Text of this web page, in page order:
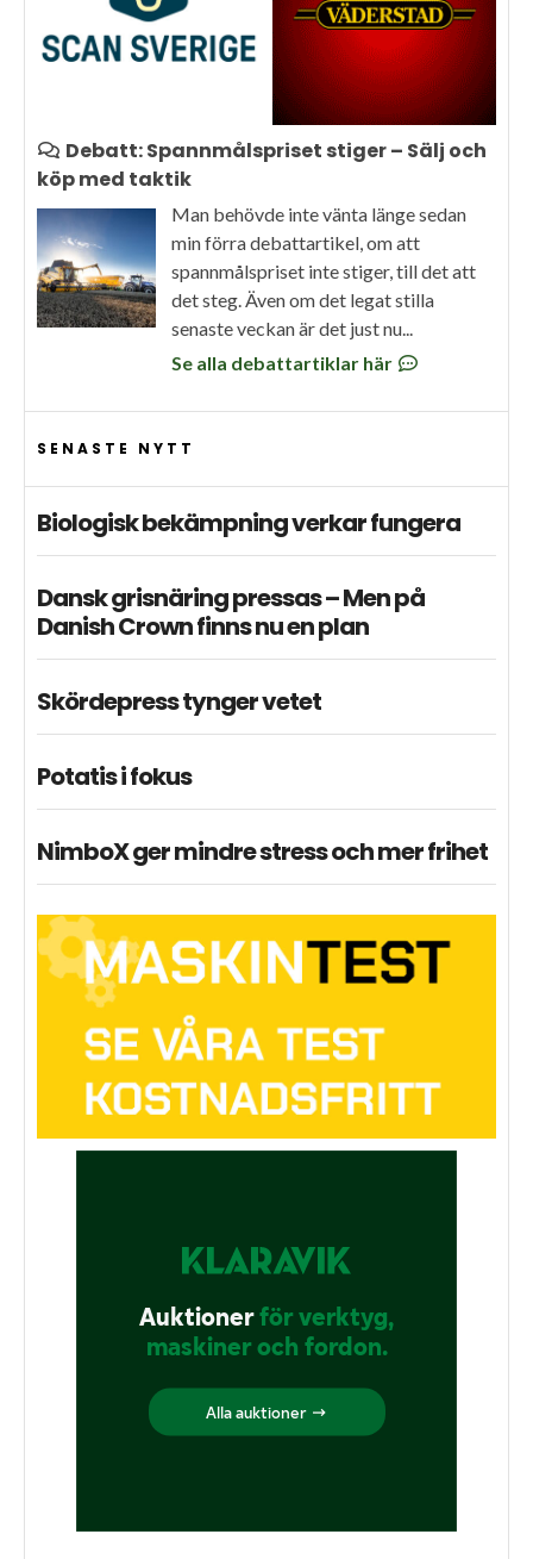
Debatt: Spannmålspriset stiger – Sälj och
köp med taktik
Man behövde inte vänta länge sedan
min förra debattartikel, om att
spannmålspriset inte stiger, till det att
det steg. Även om det legat stilla
senaste veckan är det just nu...
Se alla debattartiklar här
SENASTE NYTT
Biologisk bekämpning verkar fungera
Dansk grisnäring pressas – Men på
Danish Crown finns nu en plan
Skördepress tynger vetet
Potatis i fokus
NimboX ger mindre stress och mer frihet